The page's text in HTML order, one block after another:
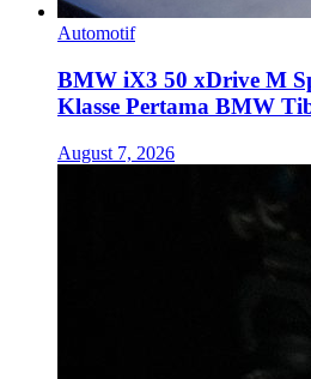
Automotif
BMW iX3 50 xDrive M
Klasse Pertama BMW
August 7, 2026